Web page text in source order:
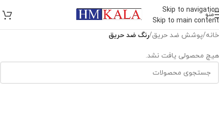
Skip to navigation
Skip to main content
منو
خانه/پوشش ضد حريق/رنگ ضد حريق
هیچ محصولی یافت نشد.